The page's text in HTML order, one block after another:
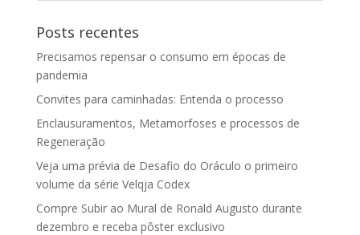
Posts recentes
Precisamos repensar o consumo em épocas de
pandemia
Convites para caminhadas: Entenda o processo
Enclausuramentos, Metamorfoses e processos de
Regeneração
Veja uma prévia de Desafio do Oráculo o primeiro
volume da série Velqja Codex
Compre Subir ao Mural de Ronald Augusto durante
dezembro e receba pôster exclusivo